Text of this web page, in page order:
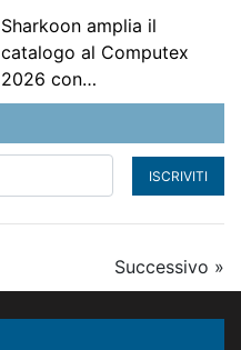
Sharkoon amplia il
catalogo al Computex
2026 con…
ISCRIVITI
Successivo »